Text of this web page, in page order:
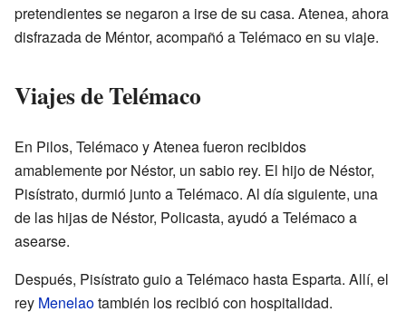
pretendientes se negaron a irse de su casa. Atenea, ahora
disfrazada de Méntor, acompañó a Telémaco en su viaje.
Viajes de Telémaco
En Pilos, Telémaco y Atenea fueron recibidos
amablemente por Néstor, un sabio rey. El hijo de Néstor,
Pisístrato, durmió junto a Telémaco. Al día siguiente, una
de las hijas de Néstor, Policasta, ayudó a Telémaco a
asearse.
Después, Pisístrato guio a Telémaco hasta Esparta. Allí, el
rey Menelaotambién los recibió con hospitalidad.